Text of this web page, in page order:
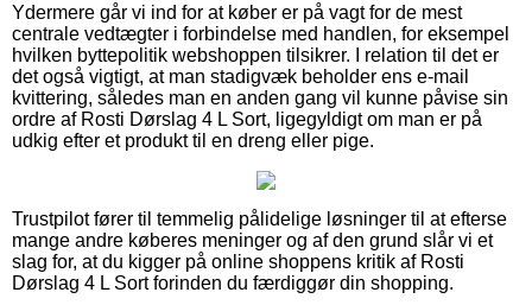
Ydermere går vi ind for at køber er på vagt for de mest
centrale vedtægter i forbindelse med handlen, for eksempel
hvilken byttepolitik webshoppen tilsikrer. I relation til det er
det også vigtigt, at man stadigvæk beholder ens e-mail
kvittering, således man en anden gang vil kunne påvise sin
ordre af Rosti Dørslag 4 L Sort, ligegyldigt om man er på
udkig efter et produkt til en dreng eller pige.
Trustpilot fører til temmelig pålidelige løsninger til at efterse
mange andre køberes meninger og af den grund slår vi et
slag for, at du kigger på online shoppens kritik af Rosti
Dørslag 4 L Sort forinden du færdiggør din shopping.